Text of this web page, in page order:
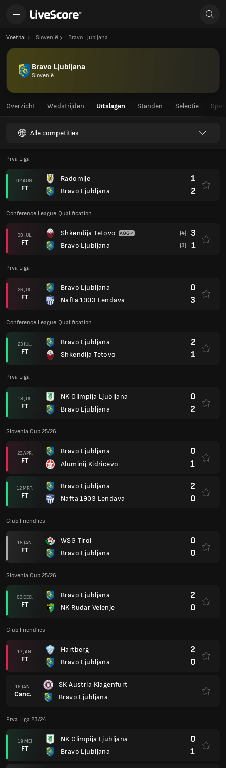
Voetbal Slovenië Bravo Ljubljana
Bravo Ljubljana
Slovenië
Overzicht Wedstrijden Uitslagen Standen Selectie
Alle competities
Prva Liga
02 AUG.
FT
Radomlje
Bravo Ljubljana
1
2
Conference League Qualification
30 JUL.
FT
Shkendija Tetovo
Bravo Ljubljana
(4) 3
(3) 1
Prva Liga
26 JUL.
FT
Bravo Ljubljana
Nafta 1903 Lendava
0
3
Conference League Qualification
23 JUL.
FT
Bravo Ljubljana
Shkendija Tetovo
2
1
Prva Liga
18 JUL.
FT
NK Olimpija Ljubljana
Bravo Ljubljana
0
2
Slovenia Cup 25/26
23 APR.
FT
Bravo Ljubljana
Aluminij Kidricevo
0
1
12 MRT.
FT
Bravo Ljubljana
Nafta 1903 Lendava
2
0
Club Friendlies
18 JAN.
FT
WSG Tirol
Bravo Ljubljana
0
0
Slovenia Cup 25/26
03 DEC.
FT
Bravo Ljubljana
NK Rudar Velenje
2
0
Club Friendlies
17 JAN.
FT
Hartberg
Bravo Ljubljana
2
0
16 JAN.
Canc.
SK Austria Klagenfurt
Bravo Ljubljana
Prva Liga 23/24
19 MEI
FT
NK Olimpija Ljubljana
Bravo Ljubljana
0
1